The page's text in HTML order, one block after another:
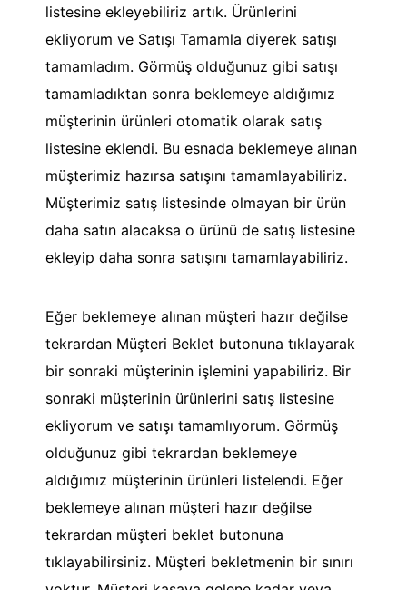
listesine ekleyebiliriz artık. Ürünlerini
ekliyorum ve Satışı Tamamla diyerek satışı
tamamladım. Görmüş olduğunuz gibi satışı
tamamladıktan sonra beklemeye aldığımız
müşterinin ürünleri otomatik olarak satış
listesine eklendi. Bu esnada beklemeye alınan
müşterimiz hazırsa satışını tamamlayabiliriz.
Müşterimiz satış listesinde olmayan bir ürün
daha satın alacaksa o ürünü de satış listesine
ekleyip daha sonra satışını tamamlayabiliriz.
Eğer beklemeye alınan müşteri hazır değilse
tekrardan Müşteri Beklet butonuna tıklayarak
bir sonraki müşterinin işlemini yapabiliriz. Bir
sonraki müşterinin ürünlerini satış listesine
ekliyorum ve satışı tamamlıyorum. Görmüş
olduğunuz gibi tekrardan beklemeye
aldığımız müşterinin ürünleri listelendi. Eğer
beklemeye alınan müşteri hazır değilse
tekrardan müşteri beklet butonuna
tıklayabilirsiniz. Müşteri bekletmenin bir sınırı